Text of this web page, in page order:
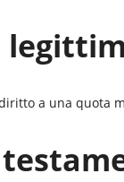
a una quota